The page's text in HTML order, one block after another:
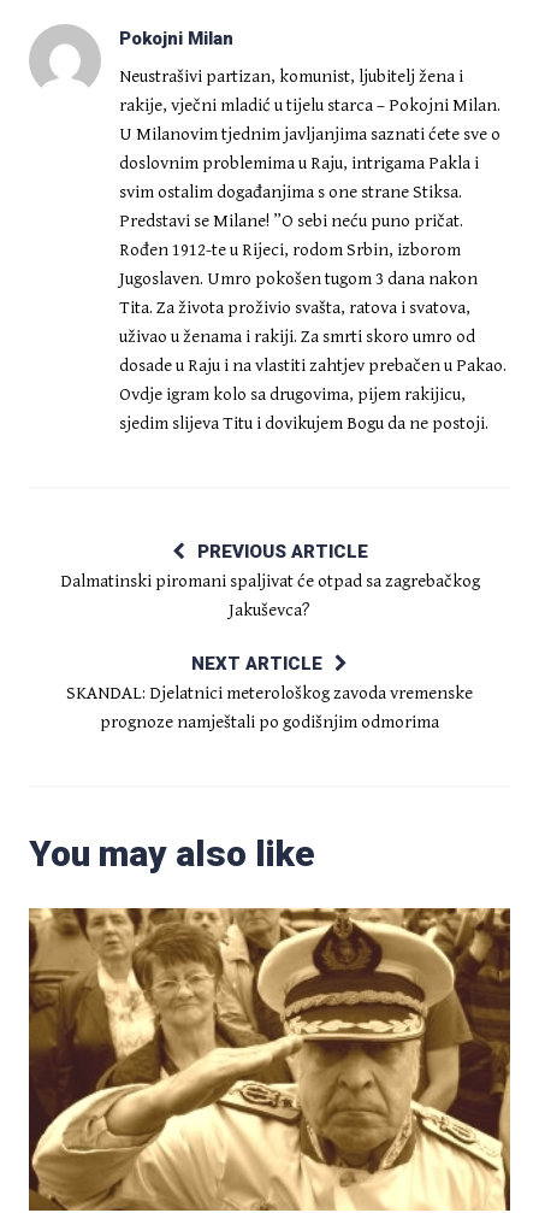
Pokojni Milan
Neustrašivi partizan, komunist, ljubitelj žena i
rakije, vječni mladić u tijelu starca – Pokojni Milan.
U Milanovim tjednim javljanjima saznati ćete sve o
doslovnim problemima u Raju, intrigama Pakla i
svim ostalim događanjima s one strane Stiksa.
Predstavi se Milane! ”O sebi neću puno pričat.
Rođen 1912-te u Rijeci, rodom Srbin, izborom
Jugoslaven. Umro pokošen tugom 3 dana nakon
Tita. Za života proživio svašta, ratova i svatova,
uživao u ženama i rakiji. Za smrti skoro umro od
dosade u Raju i na vlastiti zahtjev prebačen u Pakao.
Ovdje igram kolo sa drugovima, pijem rakijicu,
sjedim slijeva Titu i dovikujem Bogu da ne postoji.
PREVIOUS ARTICLE
Dalmatinski piromani spaljivat će otpad sa zagrebačkog
Jakuševca?
NEXT ARTICLE
SKANDAL: Djelatnici meterološkog zavoda vremenske
prognoze namještali po godišnjim odmorima
You may also like